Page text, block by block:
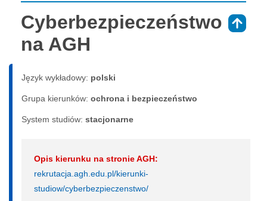
Cyberbezpieczeństwo
na AGH
Język wykładowy: polski
Grupa kierunków: ochrona i bezpieczeństwo
System studiów: sta­cjo­nar­ne
Opis kierunku na stronie AGH:
rekrutacja.agh.edu.pl/kierunki-
studiow/cyberbezpieczenstwo/